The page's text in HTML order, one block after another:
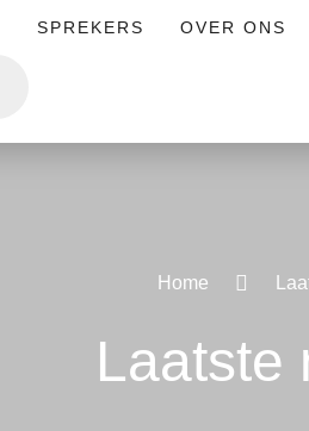
SPREKERS OVER ONS
Home
Laatste